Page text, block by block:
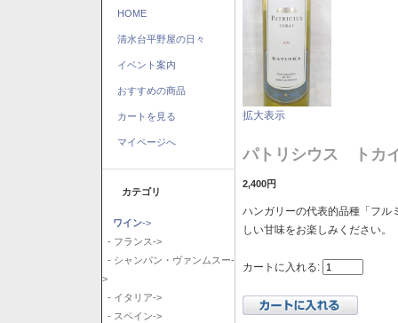
HOME
清水台平野屋の日々
イベント案内
おすすめの商品
カートを見る
マイページへ
カテゴリ
ワイン->
- フランス->
- シャンパン・ヴァンムスー-
>
- イタリア->
- スペイン->
拡大表示
パトリシウス トカ
2,400円
ハンガリーの代表的品種「フル
しい甘味をお楽しみください。
カートに入れる: